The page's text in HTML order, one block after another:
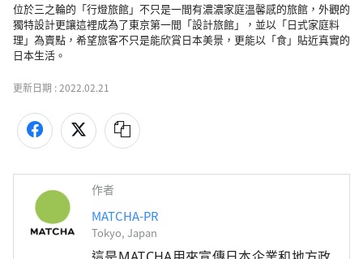
位於三之輪的「行燈旅館」不只是一間有濃濃家庭溫馨感的旅館，外觀的
獨特設計更讓這裡成為了東京第一間「設計旅館」，並以「日式家庭料
理」為賣點，希望旅客不只是能欣賞日本美景，更能以「食」貼近真實的
日本生活。
更新日期 :2022.02.21
作者
MATCHA-PR
Tokyo, Japan